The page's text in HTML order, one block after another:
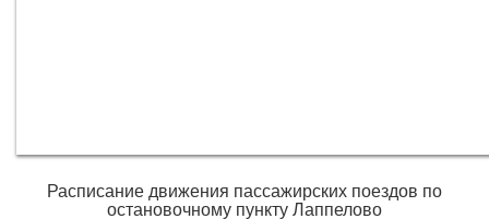
Расписание движения пассажирских поездов по
остановочному пункту Лаппелово